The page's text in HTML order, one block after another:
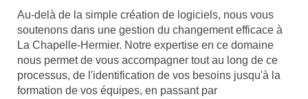
Au-delà de la simple création de logiciels, nous vous
soutenons dans une gestion du changement efficace à
La Chapelle-Hermier. Notre expertise en ce domaine
nous permet de vous accompagner tout au long de ce
processus, de l'identification de vos besoins jusqu'à la
formation de vos équipes, en passant par